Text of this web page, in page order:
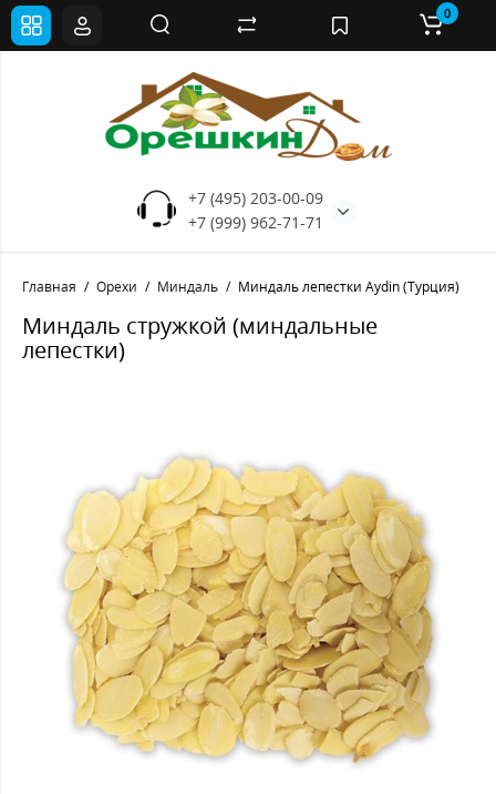
+7 (495) 203-00-09
+7 (999) 962-71-71
0
Главная Орехи Миндаль Миндаль лепестки Aydin (Турция)
Миндаль стружкой (миндальные
лепестки)